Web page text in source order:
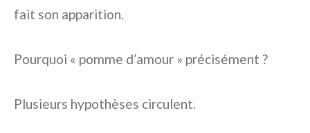
fait son apparition.
Pourquoi « pomme d’amour » précisément ?
Plusieurs hypothèses circulent.